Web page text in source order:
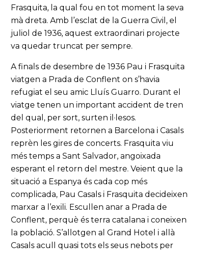
Frasquita, la qual fou en tot moment la seva
mà dreta. Amb l’esclat de la Guerra Civil, el
juliol de 1936, aquest extraordinari projecte
va quedar truncat per sempre.
A finals de desembre de 1936 Pau i Frasquita
viatgen a Prada de Conflent on s’havia
refugiat el seu amic Lluís Guarro. Durant el
viatge tenen un important accident de tren
del qual, per sort, surten il·lesos.
Posteriorment retornen a Barcelona i Casals
reprèn les gires de concerts. Frasquita viu
més temps a Sant Salvador, angoixada
esperant el retorn del mestre. Veient que la
situació a Espanya és cada cop més
complicada, Pau Casals i Frasquita decideixen
marxar a l’exili. Escullen anar a Prada de
Conflent, perquè és terra catalana i coneixen
la població. S’allotgen al Grand Hotel i allà
Casals acull quasi tots els seus nebots per